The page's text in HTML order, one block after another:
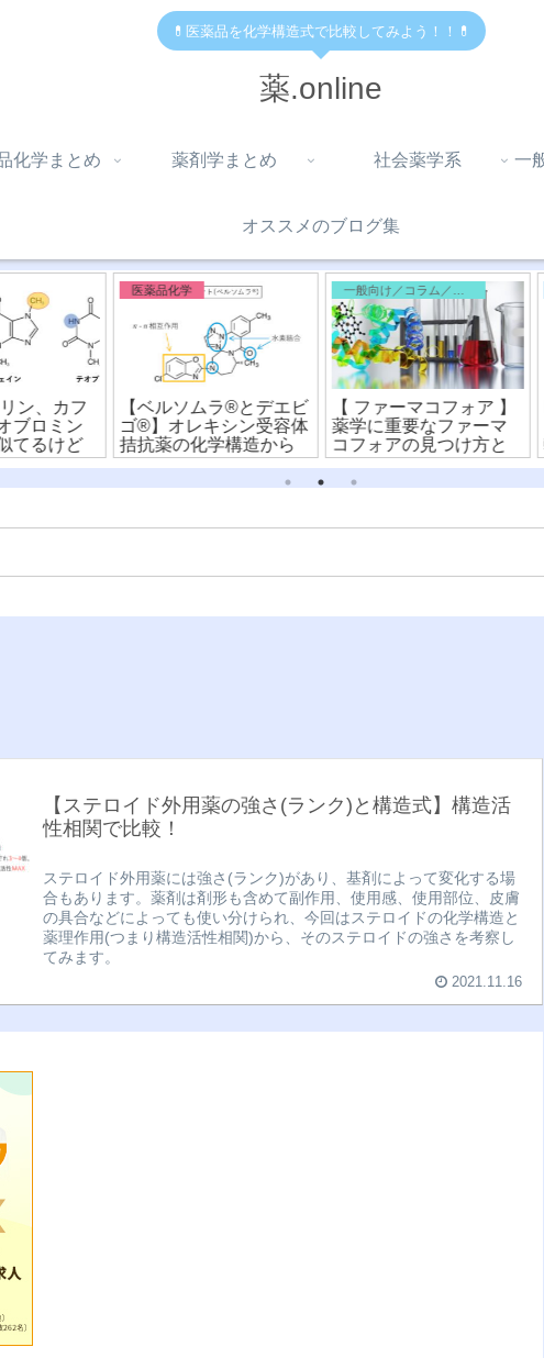
💊医薬品を化学構造式で比較してみよう！！💊
薬.online
化学まとめ 薬剤学まとめ 社会薬学系 一
オススメのブログ集
ン、カフ
ブロミン
てるけど
構造式の
医薬品化学
【ベルソムラ®︎とデエビ
ゴ®︎】オレキシン受容体
拮抗薬の化学構造から
違いを比較！
【 ファーマコフォア 】
薬学に重要なファーマ
コフォアの見つけ方と
化学構造式をわかりや
すく解説！
【ステロイド外用薬の強さ(ランク)と構造式】構造活
性相関で比較！
ステロイド外用薬には強さ(ランク)があり、基剤によって変化する場
合もあります。薬剤は剤形も含めて副作用、使用感、使用部位、皮膚
の具合などによっても使い分けられ、今回はステロイドの化学構造と
薬理作用(つまり構造活性相関)から、そのステロイドの強さを考察し
てみます。
2021.11.16